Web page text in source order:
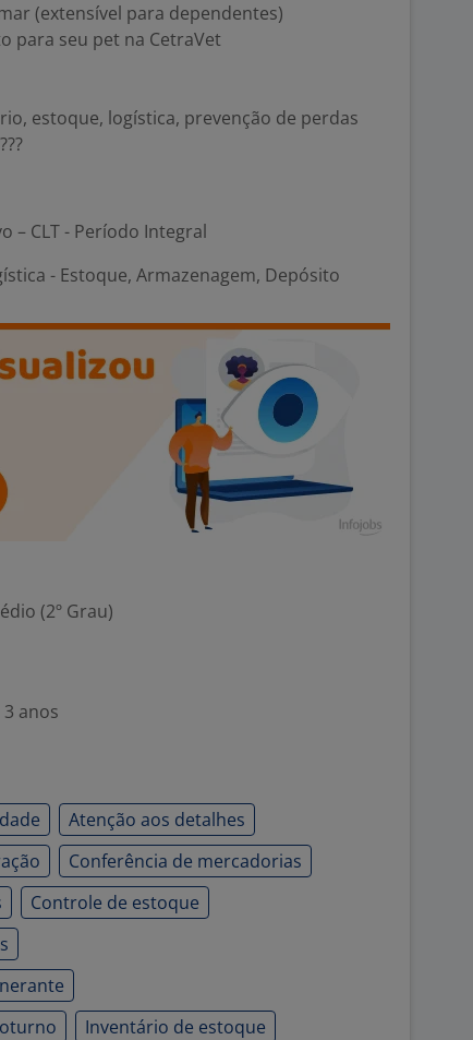
(extensível para dependentes)
para seu pet na CetraVet
estoque, logística, prevenção de perdas
– CLT - Período Integral
- Estoque, Armazenagem, Depósito
(2º Grau)
anos
Atenção aos detalhes
Conferência de mercadorias
Controle de estoque
Inventário de estoque